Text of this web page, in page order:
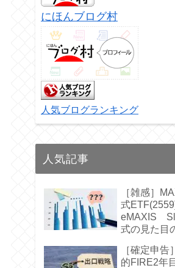
にほんブログ村
人気ブログランキング
人気記事
［雑感］
式
eMAXIS
式の見た目
［確定申告
的FIRE2年